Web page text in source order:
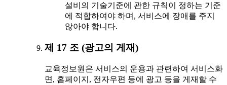
설비의 기술기준에 관한 규칙이 정하는 기준
에 적합하여야 하며, 서비스에 장애를 주지
않아야 합니다.
제 17 조 (광고의 게재)
교육정보원은 서비스의 운용과 관련하여 서비스화
면, 홈페이지, 전자우편 등에 광고 등을 게재할 수